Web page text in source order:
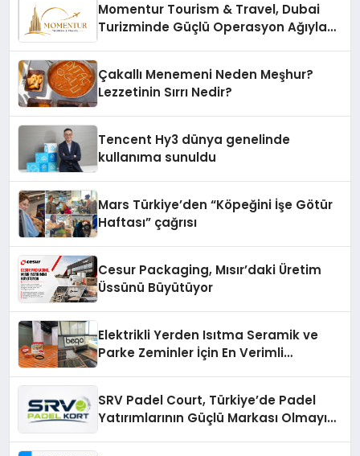
Momentur Tourism & Travel, Dubai
Turizminde Güçlü Operasyon Ağıyla
Çakallı Menemeni Neden Meşhur?
Lezzetinin Sırrı Nedir?
Tencent Hy3 dünya genelinde
kullanıma sunuldu
Mars Türkiye’den “Köpeğini İşe Götür
Haftası” çağrısı
Cesur Packaging, Mısır’daki Üretim
Üssünü Büyütüyor
Elektrikli Yerden Isıtma Seramik ve
Parke Zeminler İçin En Verimli
SRV Padel Court, Türkiye’de Padel
Yatırımlarının Güçlü Markası Olmayı